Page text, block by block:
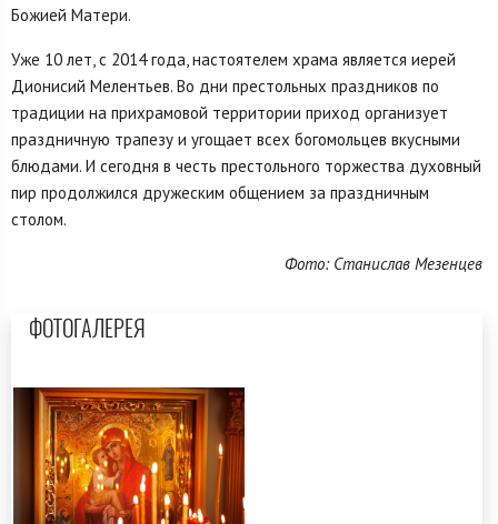
Божией Матери.
Уже 10 лет, с 2014 года, настоятелем храма является иерей
Дионисий Мелентьев. Во дни престольных праздников по
традиции на прихрамовой территории приход организует
праздничную трапезу и угощает всех богомольцев вкусными
блюдами. И сегодня в честь престольного торжества духовный
пир продолжился дружеским общением за праздничным
столом.
Фото: Станислав Мезенцев
ФОТОГАЛЕРЕЯ